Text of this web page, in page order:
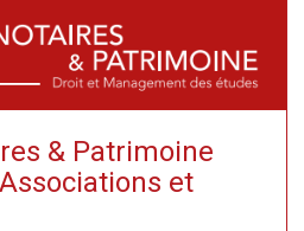
& Patrimoine
et